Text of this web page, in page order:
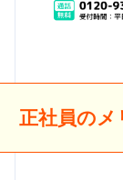
正社員のメ